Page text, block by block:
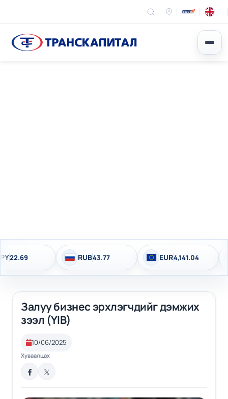
RUB43.77 EUR 4,141.04
Залуу бизнес эрхлэгчдийг дэмжих
зээл (YIB)
10/06/2025
Хуваалцах